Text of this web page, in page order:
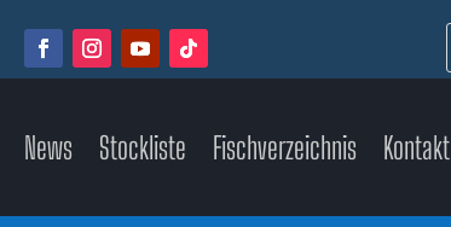
News Stockliste Fischverzeichnis Kontakt